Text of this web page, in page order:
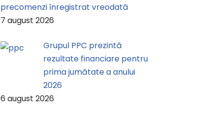
precomenzi înregistrat vreodată
7 august 2026
Grupul PPC prezintă
rezultate financiare pentru
prima jumătate a anului
2026
6 august 2026